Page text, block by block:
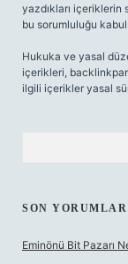
yazdıkları içeriklerin
bu sorumluluğu kabul
Hukuka ve yasal
içerikleri,
ilgili içerikler yasal
SON YORUMLAR
Eminönü Bit Pazarı